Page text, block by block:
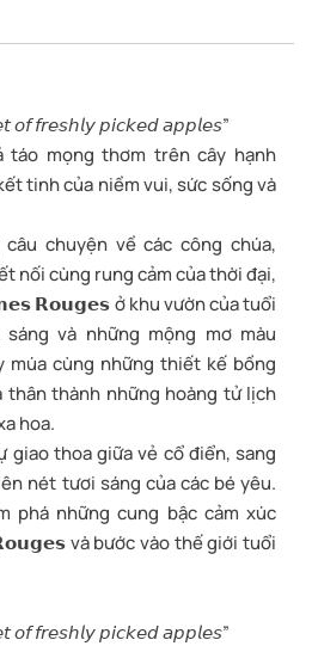
𝘰𝘧 𝘧𝘳𝘦𝘴𝘩𝘭𝘺 𝘱𝘪𝘤𝘬𝘦𝘥 𝘢𝘱𝘱𝘭𝘦𝘴”
táo mọng thơm trên cây hạnh
tinh của niềm vui, sức sống và
chuyện về các công chúa,
nối cùng rung cảm của thời đại,
𝗥𝗼𝘂𝗴𝗲𝘀 ở khu vườn của tuổi
và những mộng mơ màu
múa cùng những thiết kế bồng
thân thành những hoàng tử lịch
hoa.
giao thoa giữa vẻ cổ điển, sang
nét tươi sáng của các bé yêu.
phá những cung bậc cảm xúc
và bước vào thế giới tuổi
𝘰𝘧 𝘧𝘳𝘦𝘴𝘩𝘭𝘺 𝘱𝘪𝘤𝘬𝘦𝘥 𝘢𝘱𝘱𝘭𝘦𝘴”